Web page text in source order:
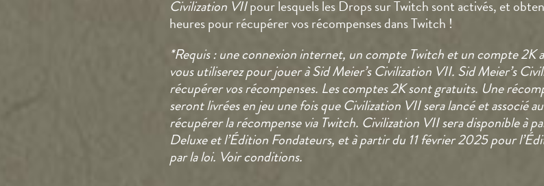
Civilization VIIpour lesquels les Drops sur Twitch sont activés, et
heures pour récupérer vos récompenses dans Twitch !
*Requis : une connexion internet, un compte Twitch et un compte 2K
vous utiliserez pour jouer à Sid Meier’s Civilization VII. Sid Meier’s
récupérer vos récompenses. Les comptes 2K sont gratuits. Une
seront livrées en jeu une fois que Civilization VII sera lancé et associé
récupérer la récompense via Twitch. Civilization VII sera disponible à
Deluxe et l’Édition Fondateurs, et à partir du 11 février 2025 pour
par la loi. Voir conditions.